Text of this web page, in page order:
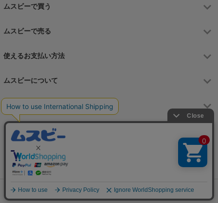
ムスビーで買う
ムスビーで売る
使えるお支払い方法
ムスビーについて
運営会社
月～金 9:00～17:00（土日祝祭日はお休み）
Copyright © 2006-2026 Wavedash Co., Ltd. All Rights Reserved.